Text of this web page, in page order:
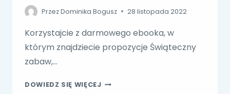
PrzezDominika Bogusz 28 listopada 2022
Korzystajcie z darmowego ebooka, w
którym znajdziecie propozycje Świąteczny
zabaw,…
DOWIEDZ SIĘ WIĘCEJLOGOPEDYCZNE